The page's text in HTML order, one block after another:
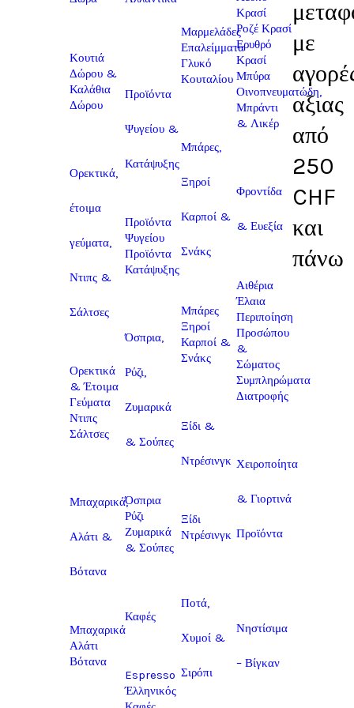
Κουτιά
Δώρου &
Καλάθια
Δώρου
Ορεκτικά,
έτοιμα
γεύματα,
Ντιπς &
Σάλτσες
Ορεκτικά
& Έτοιμα
Γεύματα
Ντιπς
Σάλτσες
Μπαχαρικά,
Αλάτι &
Βότανα
Μπαχαρικά
Αλάτι
Βότανα
Προϊόντα
Ψυγείου &
Κατάψυξης
Προϊόντα
Ψυγείου
Προϊόντα
Κατάψυξης
Όσπρια,
Ρύζι,
Ζυμαρικά
& Σούπες
Όσπρια
Ρύζι
Ζυμαρικά
& Σούπες
Καφές
Espresso
Έλληνικός
Μαρμελάδες
Επαλείμματα
Γλυκό
Κουταλίου
Μπάρες,
Ξηροί
Καρποί &
Σνάκς
Μπάρες
Ξηροί
Καρποί &
Σνάκς
Ξίδι &
Ντρέσινγκ
Ξίδι
Ντρέσινγκ
Ποτά,
Χυμοί &
Σιρόπι
Κρασί
Ροζέ Κρασί
Ερυθρό
Κρασί
Μπύρα
Οινοπνευματώδη,
Μπράντι
& Λικέρ
Φροντίδα
& Ευεξία
Αιθέρια
Έλαια
Περιποίηση
Προσώπου
&
Σώματος
Συμπληρώματα
Διατροφής
Χειροποίητα
& Γιορτινά
Προϊόντα
Νηστίσιμα
– Βίγκαν
με
αξιας
από
250
CHF
και
πάνω